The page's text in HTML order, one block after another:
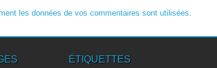
les données de vos commentaires sont utilisées.
ÉTIQUETTES